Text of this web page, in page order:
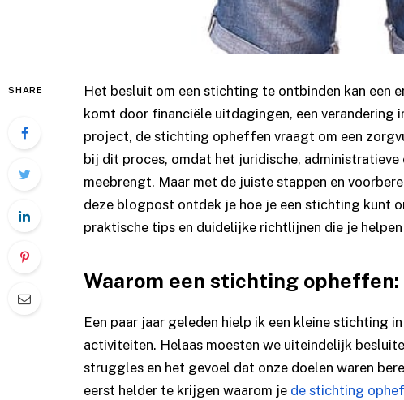
SHARE
Het besluit om een stichting te ontbinden kan een
komt door financiële uitdagingen, een verandering
project, de stichting opheffen vraagt om een
bij dit proces, omdat het juridische,
meebrengt. Maar met de juiste stappen en
deze blogpost ontdek je hoe je een stichting kunt
praktische tips en duidelijke richtlijnen die je
Waarom een stichting
Een paar jaar geleden hielp ik een kleine stichting
activiteiten. Helaas moesten we uiteindelijk
struggles en het gevoel dat onze doelen waren
eerst helder te krijgen waarom je de stichting